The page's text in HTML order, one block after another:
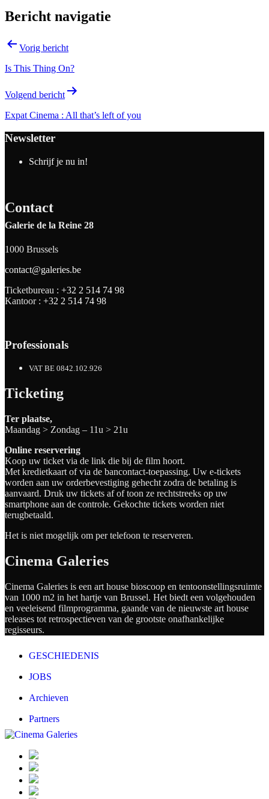
Bericht navigatie
Vorig bericht
Is This Thing On?
Volgend bericht
Expat Cinema : All that’s left of you
Newsletter
Schrijf je nu in!
Contact
Galerie de la Reine 28
1000 Brussels
contact@galeries.be
Ticketbureau : +32 2 514 74 98
Kantoor : +32 2 514 74 98
Professionals
VAT BE 0842.102.926
Ticketing
Ter plaatse,
Maandag > Zondag – 11u > 21u
Online reservering
Koop uw ticket via de link die bij de film hoort.
Met kredietkaart of via de bancontact-toepassing. Uw e-tickets
worden aan uw orderbevestiging gehecht zodra de betaling is
aanvaard. Druk uw tickets af of toon ze rechtstreeks op uw
smartphone aan de controle. Gekochte tickets worden niet
terugbetaald.
Het is niet mogelijk om per telefoon te reserveren.
Cinema Galeries
Cinema Galeries is een art house bioscoop en tentoonstellingsruimte
van 1000 m2 in het hartje van Brussel. Het biedt een volgehouden
en veeleisend filmprogramma, gaande van de nieuwste art house
releases tot retrospectieven van de grootste onafhankelijke
regisseurs.
GESCHIEDENIS
JOBS
Archieven
Partners